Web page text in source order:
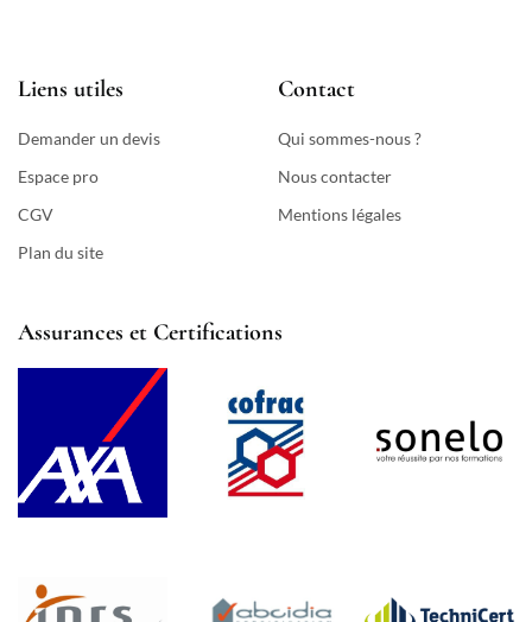
Liens utiles
Demander un devis
Espace pro
CGV
Plan du site
Contact
Qui sommes-nous ?
Nous contacter
Mentions légales
Assurances et Certifications